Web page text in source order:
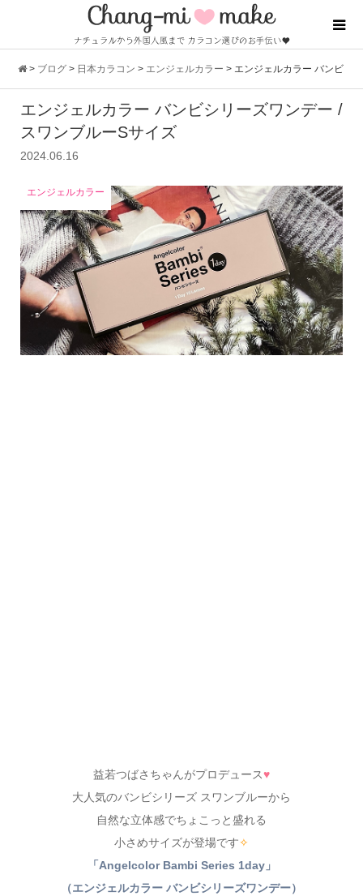
> ブログ > 日本カラコン > エンジェルカラー > エンジェルカラー バンビ
シリーズワンデー / スワンブルーSサイズ
エンジェルカラー バンビシリーズワンデー /
スワンブルーSサイズ
2024.06.16
エンジェルカラー
益若つばさちゃんがプロデュース♥
大人気のバンビシリーズ スワンブルーから
自然な立体感でちょこっと盛れる
小さめサイズが登場です✧
「Angelcolor Bambi Series 1day」
（エンジェルカラー バンビシリーズワンデー）